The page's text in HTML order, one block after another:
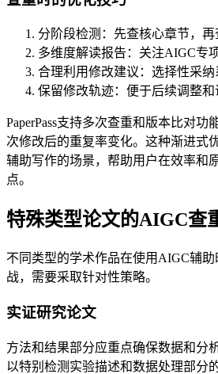
分阶段检测：先查核心章节，再
多维度解读报告：关注AIGC专
合理利用修改建议：选择性采纳
保留修改轨迹：便于后续调整和
PaperPass支持多次查重和版本比对
次修改后的重复率变化。这种渐进式
辅助写作的场景，帮助用户在效率和
点。
特殊类型论文的AIGC查
不同类型的学术作品在使用AIGC辅
战，需要采取针对性策略。
实证研究论文
方法和结果部分应重点确保数据和分
以特别检测实验描述和数据处理部分